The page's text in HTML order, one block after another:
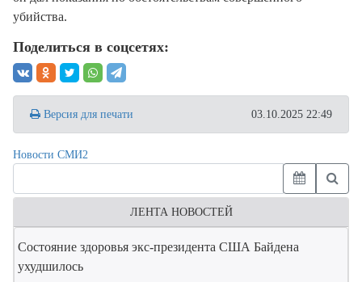
убийства.
Поделиться в соцсетях:
Версия для печати 03.10.2025 22:49
Новости СМИ2
ЛЕНТА НОВОСТЕЙ
Состояние здоровья экс-президента США Байдена
ухудшилось